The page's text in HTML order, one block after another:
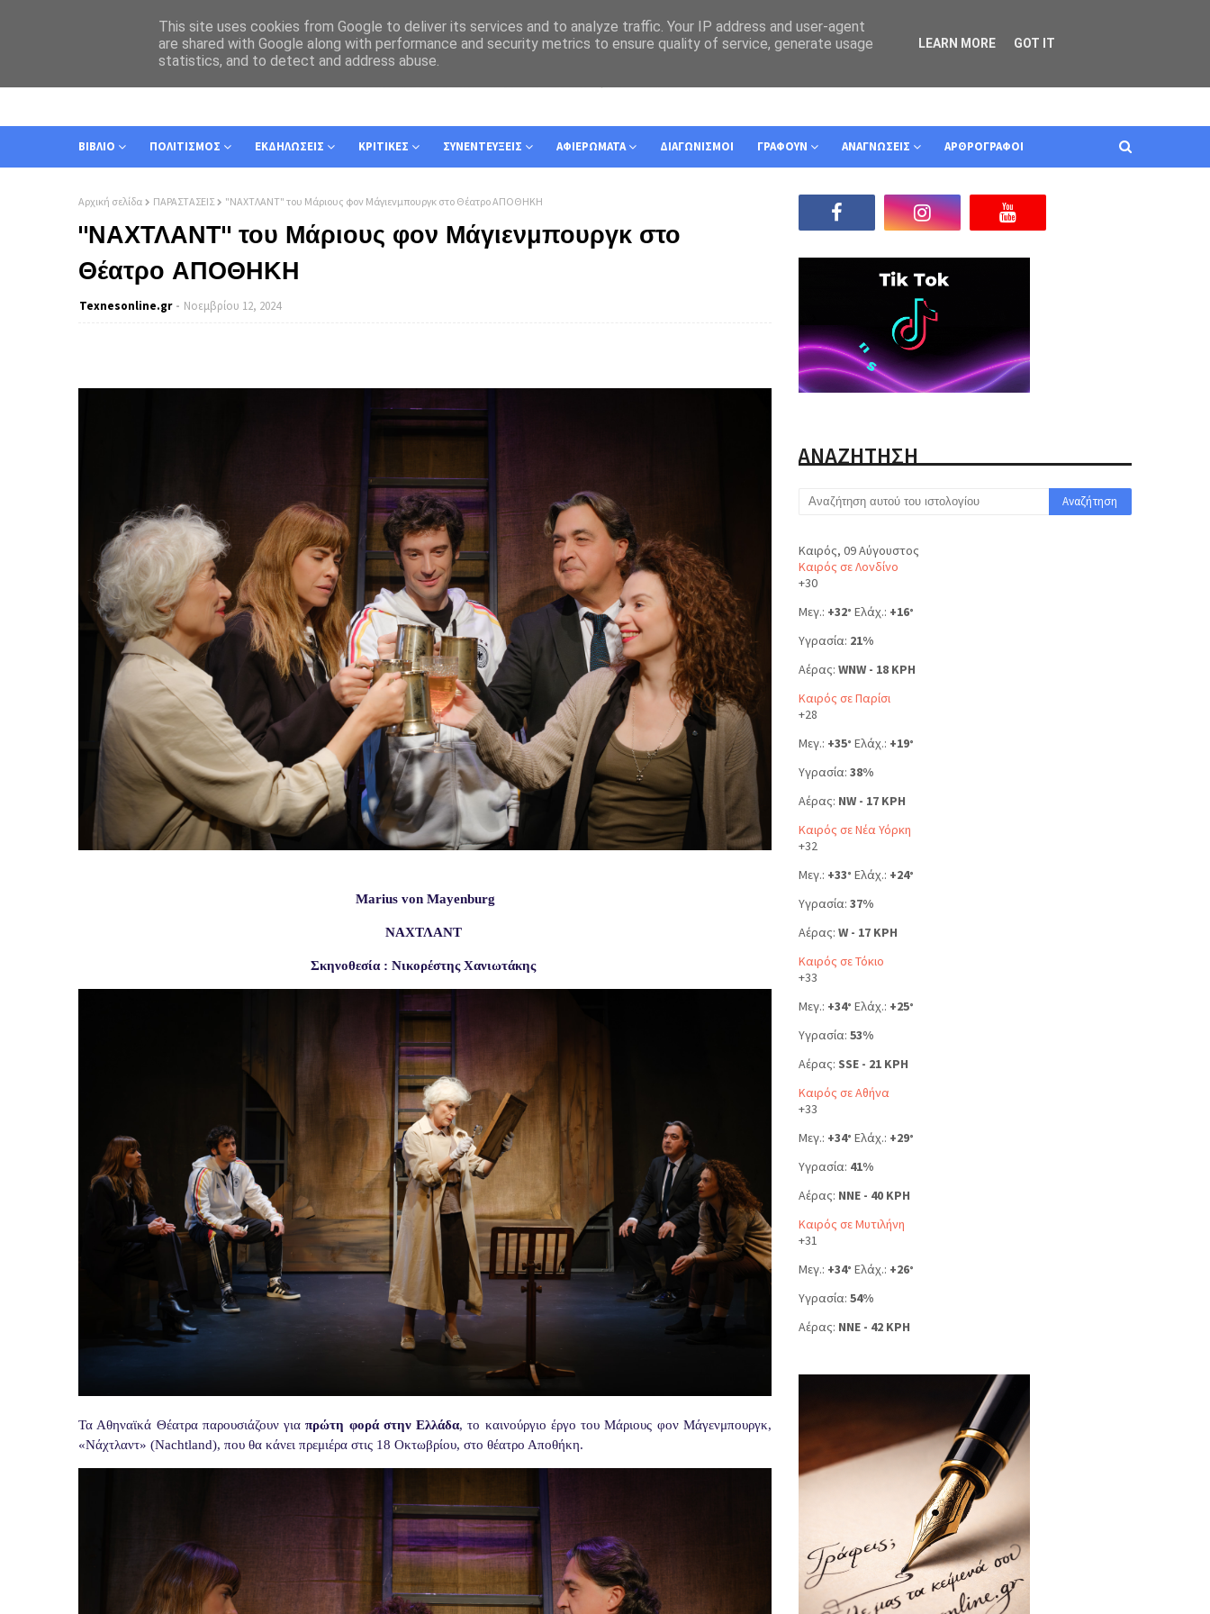
ΣΧΕΤΙΚΑ ΕΠΙΚΟΙΝΩΝΙΑ
ΒΙΒΛΙΟ ΠΟΛΙΤΙΣΜΟΣ ΕΚΔΗΛΩΣΕΙΣ ΚΡΙΤΙΚΕΣ ΣΥΝΕΝΤΕΥΞΕΙΣ ΑΦΙΕΡΩΜΑΤΑ ΔΙΑΓΩΝΙΣΜΟΙ ΓΡΑΦΟΥΝ ΑΝΑΓΝΩΣΕΙΣ ΑΡΘΡΟΓΡΑΦΟΙ
Αρχική σελίδα ΠΑΡΑΣΤΑΣΕΙΣ "ΝΑΧΤΛΑΝΤ" του Μάριους φον Μάγιενμπουργκ στο Θέατρο ΑΠΟΘΗΚΗ
"ΝΑΧΤΛΑΝΤ" του Μάριους φον Μάγιενμπουργκ στο
Θέατρο ΑΠΟΘΗΚΗ
Texnesοnline.gr Νοεμβρίου 12, 2024
Marius von Mayenburg
ΝΑΧΤΛΑΝΤ
Σκηνοθεσία : Νικορέστης Χανιωτάκης
Τα Αθηναϊκά Θέατρα παρουσιάζουν γιαπρώτη φορά στην Ελλάδα, το καινούργιο έργο του Μάριους φον Μάγενμπουργκ,
«Νάχτλαντ» (Nachtland), που θα κάνει πρεμιέρα στις 18 Οκτωβρίου, στο θέατρο Αποθήκη.
ΑΝΑΖΗΤΗΣΗ
Καιρός, 09 Αύγουστος
Καιρός σε Λονδίνο
+30
Μεγ.: +32° Ελάχ.: +16°
Υγρασία: 21%
Αέρας: WNW - 18 KPH
Καιρός σε Παρίσι
+28
Μεγ.: +35° Ελάχ.: +19°
Υγρασία: 38%
Αέρας: NW - 17 KPH
Καιρός σε Νέα Υόρκη
+32
Μεγ.: +33° Ελάχ.: +24°
Υγρασία: 37%
Αέρας: W - 17 KPH
Καιρός σε Τόκιο
+33
Μεγ.: +34° Ελάχ.: +25°
Υγρασία: 53%
Αέρας: SSE - 21 KPH
Καιρός σε Αθήνα
+33
Μεγ.: +34° Ελάχ.: +29°
Υγρασία: 41%
Αέρας: NNE - 40 KPH
Καιρός σε Μυτιλήνη
+31
Μεγ.: +34° Ελάχ.: +26°
Υγρασία: 54%
Αέρας: NNE - 42 KPH
This site uses cookies from Google to deliver its services and to analyze traffic. Your IP address and user-agent
are shared with Google along with performance and security metrics to ensure quality of service, generate usage
statistics, and to detect and address abuse.
LEARN MORE GOT IT